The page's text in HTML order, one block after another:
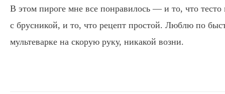
В этом пироге мне все понравилось — и то, что
с брусникой, и то, что рецепт простой. Люблю по
мультеварке на скорую руку, никакой возни.